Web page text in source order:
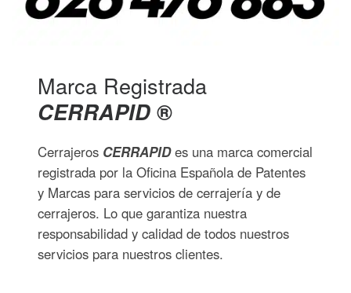
Marca Registrada
CERRAPID ®
Cerrajeros CERRAPIDes una marca comercial
registrada por la Oficina Española de Patentes
y Marcas para servicios de cerrajería y de
cerrajeros. Lo que garantiza nuestra
responsabilidad y calidad de todos nuestros
servicios para nuestros clientes.